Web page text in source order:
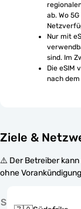
ab. Wo
Nur mit
sind. Im
Die eSIM
nach
Ziele &
⚠️ Der Betreiber kann
ohne
S